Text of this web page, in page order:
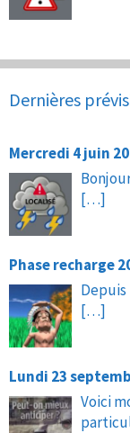
Dernières
Mercredi 4 juin
[…]
Phase recharge
[…]
Lundi 23
Voici